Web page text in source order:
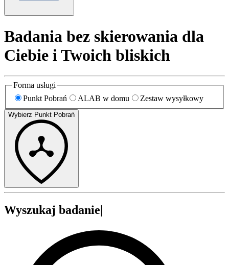
Badania bez skierowania dla
Ciebie i Twoich bliskich
Forma usługi
Punkt Pobrań
ALAB w domu Zestaw wysyłkowy
Wybierz Punkt Pobrań
Wyszukaj badanie|